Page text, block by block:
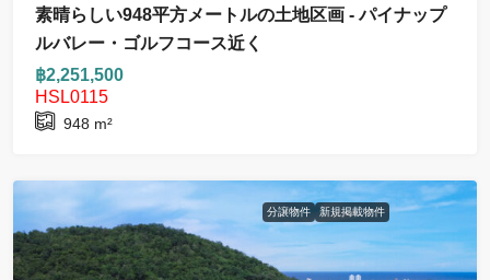
素晴らしい948平方メートルの土地区画 - パイナップ
ルバレー・ゴルフコース近く
฿2,251,500
HSL0115
948 m²
分譲物件 新規掲載物件